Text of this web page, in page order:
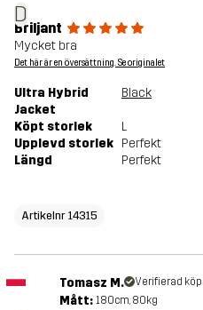
D
Briljant
Mycket bra
Det här är en översättning. Se originalet
Ultra Hybrid
Jacket
Black
Köpt storlek
L
Upplevd storlek Perfekt
Längd
Perfekt
Artikelnr 14315
Tomasz M. Verifierad
Mått: 180cm, 80kg